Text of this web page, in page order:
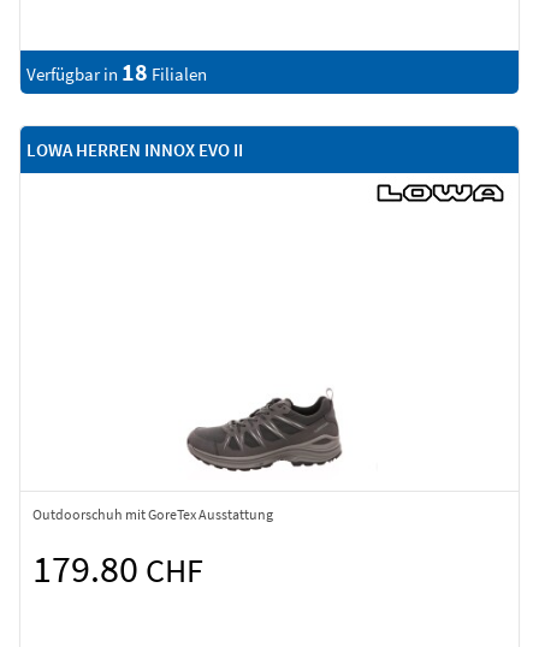
Verfügbar in 18 Filialen
LOWA HERREN INNOX EVO II
Outdoorschuh mit GoreTex Ausstattung
179.80 CHF